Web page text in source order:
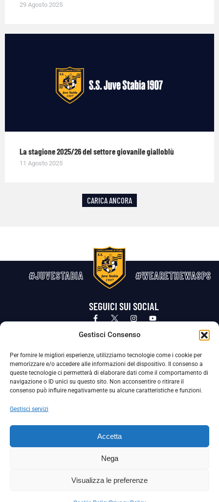
Gestisci Consenso
Per fornire le migliori esperienze, utilizziamo tecnologie come i cookie per
memorizzare e/o accedere alle informazioni del dispositivo. Il consenso a
queste tecnologie ci permetterà di elaborare dati come il comportamento di
navigazione o ID unici su questo sito. Non acconsentire o ritirare il
consenso può influire negativamente su alcune caratteristiche e funzioni.
Gestisci servizi
Accetta
Nega
Visualizza le preferenze
29 Agosto 2025
La stagione 2025/26 del settore giovanile gialloblù
11 Agosto 2025
CARICA ANCORA
#JUVESTABIA #WEARETHEWASPS
SEGUICI SUI SOCIAL
Privacy Policy Cookie Policy
La Società ha nominato il Responsabile della Protezione dei Dati Personali (DPO), figura specializzata che vigila sulle modalità
adottate dalla nostra Società per tutelare i Suoi dati personali.
Per contattare il DPO può scrivere a
La Società ha inoltre adottato un proprio Codice Etico, consultabile al seguente link:
Scarica il Codice Etico